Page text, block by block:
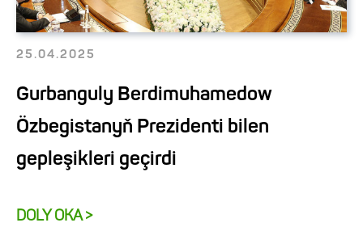
25.04.2025
Gurbanguly Berdimuhamedow
Özbegistanyň Prezidenti bilen
gepleşikleri geçirdi
DOLY OKA >